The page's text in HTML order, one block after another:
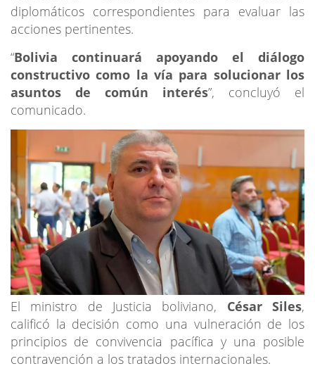
diplomáticos correspondientes para evaluar las
acciones pertinentes.
“Bolivia continuará apoyando el diálogo
constructivo como la vía para solucionar los
asuntos de común interés”, concluyó el
comunicado.
El ministro de Justicia boliviano, César Siles,
calificó la decisión como una vulneración de los
principios de convivencia pacífica y una posible
contravención a los tratados internacionales.